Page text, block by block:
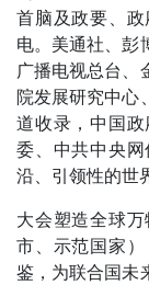
首脑及政要、
电。美通社、彭
广播电视总台、
院发展研究中心
道收录，中国
委、中共中央
沿、引领性的世
大会塑造全球
市、示范国家
鉴，为联合国未